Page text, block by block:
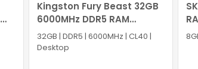
Kingston Fury Beast 32GB
6000MHz DDR5 RAM
KF560C40BB-32
32GB | DDR5 | 6000MHz | CL40 |
Desktop